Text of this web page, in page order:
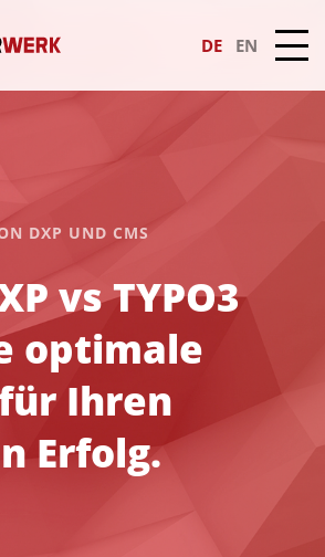
DE EN
DXP UND CMS
vs TYPO3
optimale
Ihren
Erfolg.